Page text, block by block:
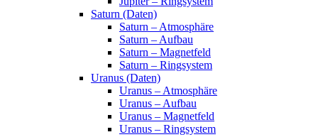
Saturn (Daten)
Saturn – Atmosphäre
Saturn – Aufbau
Saturn – Magnetfeld
Saturn – Ringsystem
Uranus (Daten)
Uranus – Atmosphäre
Uranus – Aufbau
Uranus – Magnetfeld
Uranus – Ringsystem